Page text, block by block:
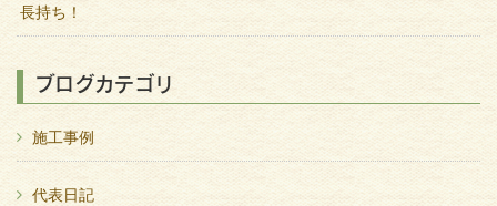
長持ち！
ブログカテゴリ
施工事例
代表日記